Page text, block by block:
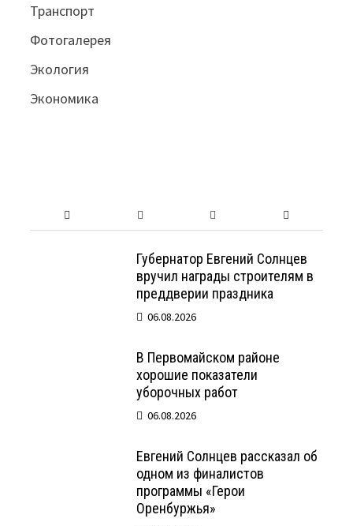
Транспорт
Фотогалерея
Экология
Экономика
Губернатор Евгений Солнцев
вручил награды строителям в
преддверии праздника
06.08.2026
В Первомайском районе
хорошие показатели
уборочных работ
06.08.2026
Евгений Солнцев рассказал об
одном из финалистов
программы «Герои
Оренбуржья»